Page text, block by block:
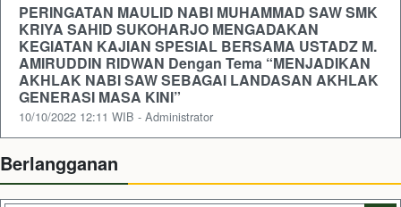
PERINGATAN MAULID NABI MUHAMMAD SAW SMK
KRIYA SAHID SUKOHARJO MENGADAKAN
KEGIATAN KAJIAN SPESIAL BERSAMA USTADZ M.
AMIRUDDIN RIDWAN Dengan Tema “MENJADIKAN
AKHLAK NABI SAW SEBAGAI LANDASAN AKHLAK
GENERASI MASA KINI”
10/10/2022 12:11 WIB - Administrator
Berlangganan